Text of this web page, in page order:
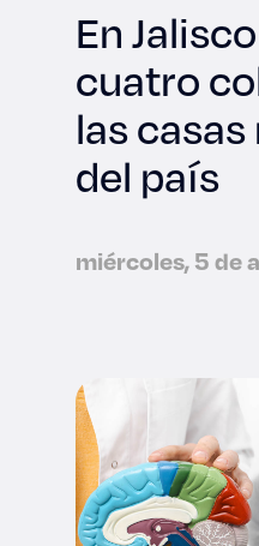
En
cuatro
las
del país
miércoles, 5 de